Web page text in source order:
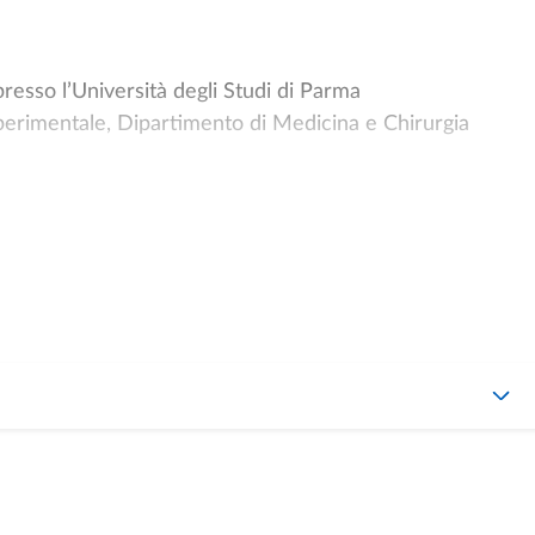
l’Università degli Studi di Parma
Dipartimento di Medicina e Chirurgia
Studi di Parma.
Cancer Cell International, Molecular
Tassoni per la ricerca sulle leucemie e sul cancro